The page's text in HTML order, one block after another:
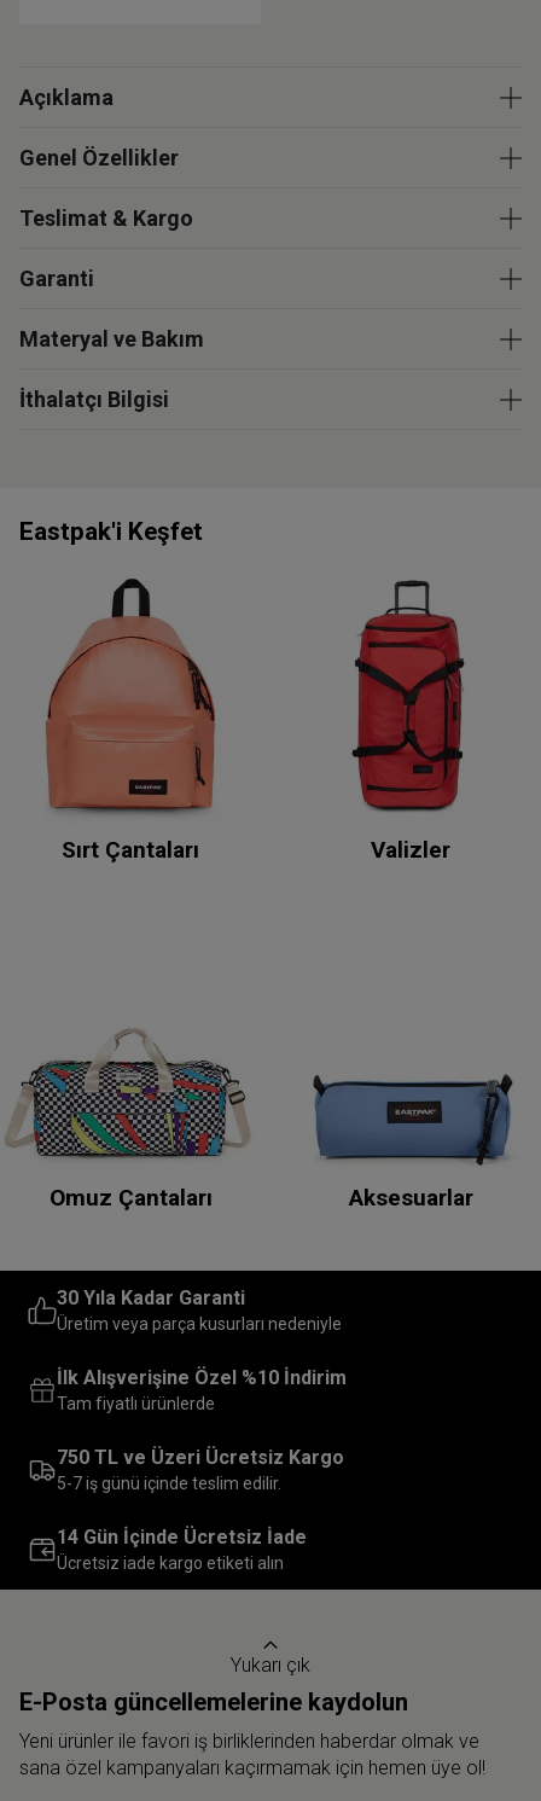
Açıklama
Genel Özellikler
Teslimat & Kargo
Garanti
Materyal ve Bakım
İthalatçı Bilgisi
Eastpak'i Keşfet
Sırt Çantaları Valizler
Omuz Çantaları Aksesuarlar
30 Yıla Kadar Garanti
Üretim veya parça kusurları nedeniyle
İlk Alışverişine Özel %10 İndirim
Tam fiyatlı ürünlerde
750 TL ve Üzeri Ücretsiz Kargo
5-7 iş günü içinde teslim edilir.
14 Gün İçinde Ücretsiz İade
Ücretsiz iade kargo etiketi alın
Yukarı çık
E-Posta güncellemelerine kaydolun
Yeni ürünler ile favori iş birliklerinden haberdar olmak ve
sana özel kampanyaları kaçırmamak için hemen üye ol!